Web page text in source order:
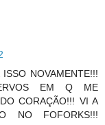
NOVAMENTE!!!
EM Q ME
CORAÇÃO!!! VI A
NO FOFORKS!!!